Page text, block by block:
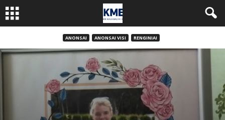
ANONSAI ANONSAI VISI RENGINIAI